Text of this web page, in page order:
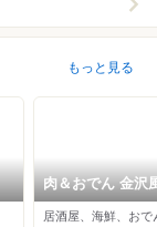
もっと見る
肉＆おでん 金沢
研究所
居酒屋、海鮮、おで